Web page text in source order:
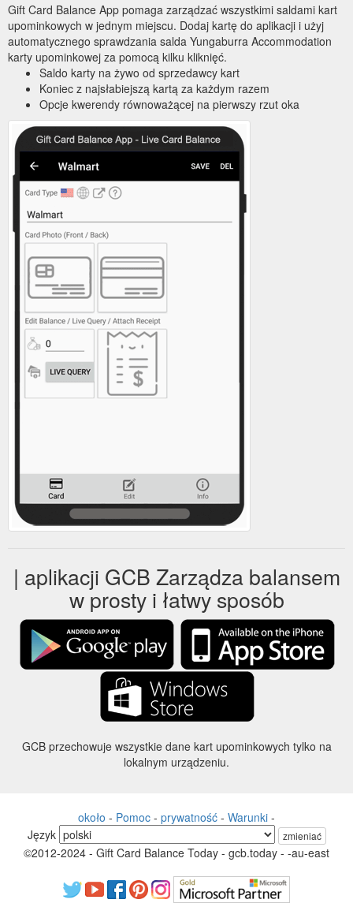
Gift Card Balance App pomaga zarządzać wszystkimi saldami kart
upominkowych w jednym miejscu. Dodaj kartę do aplikacji i użyj
automatycznego sprawdzania salda Yungaburra Accommodation
karty upominkowej za pomocą kilku kliknięć.
Saldo karty na żywo od sprzedawcy kart
Koniec z najsłabiejszą kartą za każdym razem
Opcje kwerendy równoważącej na pierwszy rzut oka
| aplikacji GCB Zarządza balansem
w prosty i łatwy sposób
GCB przechowuje wszystkie dane kart upominkowych tylko na
lokalnym urządzeniu.
około - Pomoc - prywatność - Warunki -
Język
zmieniać
©2012-2024 - Gift Card Balance Today - gcb.today - -au-east